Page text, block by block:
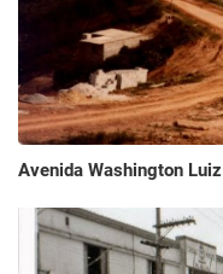
Avenida Washington